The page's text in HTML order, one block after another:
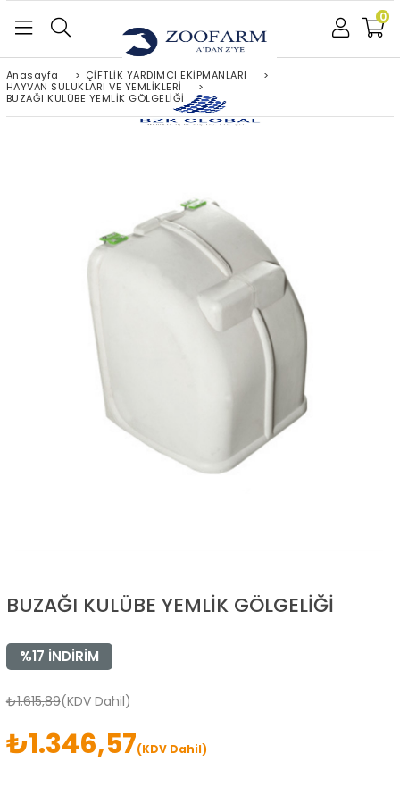
0
Anasayfa > ÇİFTLİK YARDIMCI EKİPMANLARI
>
HAYVAN SULUKLARI VE YEMLİKLERİ
>
BUZAĞI KULÜBE YEMLİK GÖLGELİĞİ
BUZAĞI KULÜBE YEMLİK GÖLGELİĞİ
%17 İNDIRIM
₺1.615,89(KDV Dahil)
₺1.346,57(KDV Dahil)